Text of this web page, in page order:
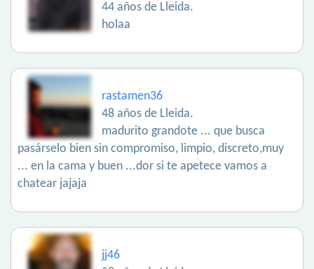
44 años de Lleida.
holaa
rastamen36
48 años de Lleida.
madurito grandote ... que busca
pasárselo bien sin compromiso, limpio, discreto,muy
... en la cama y buen ...dor si te apetece vamos a
chatear jajaja
jj46